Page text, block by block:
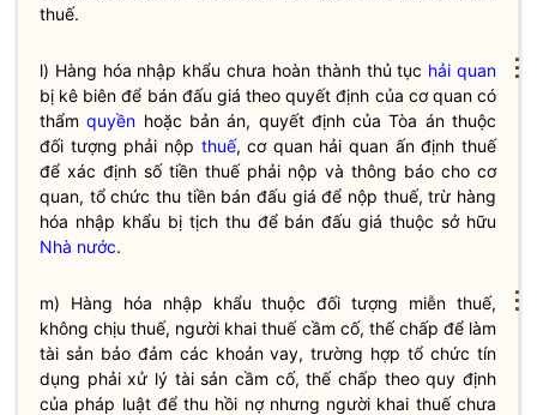
thuế.
l) Hàng hóa nhập khẩu chưa hoàn thành thủ tục hải quan
bị kê biên để bán đấu giá theo quyết định của cơ quan có
thẩmquyền hoặc bản án, quyết định của Tòa án thuộc
đối tượng phải nộp thuế, cơ quan hải quan ấn địnhthuế
để xác định số tiền thuếphải nộp và thông báo cho cơ
quan, tổ chức thu tiền bán đấu giá để nộp thuế, trừ hàng
hóa nhập khẩu bị tịch thu để bán đấu giá thuộc sở hữu
Nhà nước.
m) Hàng hóa nhập khẩu thuộc đối tượng miễn thuế,
không chịu thuế, người khai thuế cầm cố, thế chấp để làm
tài sản bảo đảm các khoản vay, trường hợp tổ chức tín
dụng phải xử lý tài sản cầm cố, thế chấp theo quy định
của pháp luậtđể thu hồi nợ nhưng người khai thuế chưa
⋮
⋮